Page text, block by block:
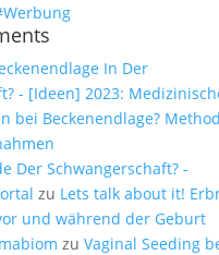
In Der
- [Ideen] 2023:
bei Beckenendlage?
Der Schwangerschaft? -
zu Lets talk about it!
und während der Geburt
zu Vaginal Seeding